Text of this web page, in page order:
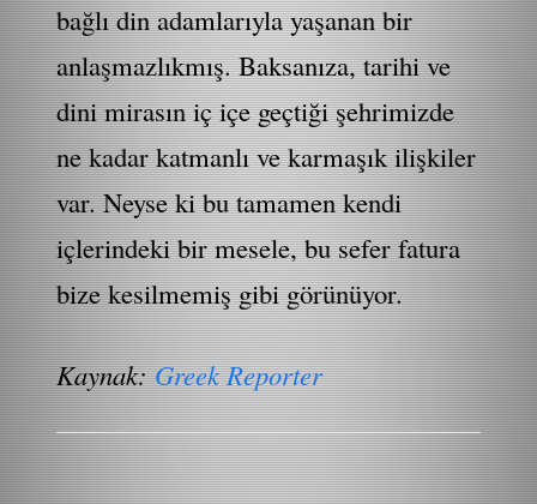
bağlı din adamlarıyla yaşanan bir
anlaşmazlıkmış. Baksanıza, tarihi ve
dini mirasın iç içe geçtiği şehrimizde
ne kadar katmanlı ve karmaşık ilişkiler
var. Neyse ki bu tamamen kendi
içlerindeki bir mesele, bu sefer fatura
bize kesilmemiş gibi görünüyor.
Kaynak:Greek Reporter